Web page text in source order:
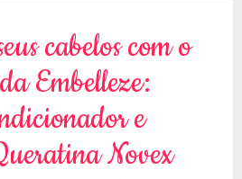
cabelos com o
Embelleze:
e
Novex